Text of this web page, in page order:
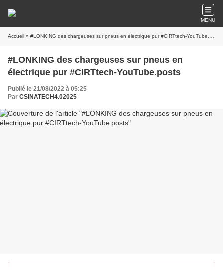
MENU
Accueil » #LONKING des chargeuses sur pneus en électrique pur #CIRTtech-YouTube.posts
#LONKING des chargeuses sur pneus en
électrique pur #CIRTtech-YouTube.posts
Publié le 21/08/2022 à 05:25
Par CSINATECH4.02025